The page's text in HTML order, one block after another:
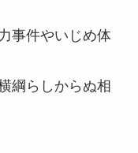
事件やいじめ体
綱らしからぬ相